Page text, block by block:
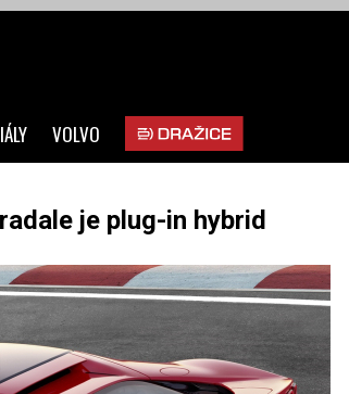
je plug-in hybrid
VOLVO